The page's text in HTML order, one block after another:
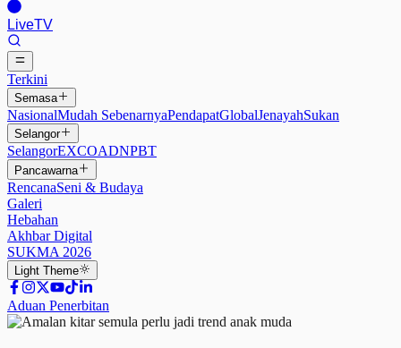
LiveTV
Terkini
Semasa
NasionalMudah SebenarnyaPendapatGlobalJenayahSukan
Selangor
SelangorEXCOADNPBT
Pancawarna
RencanaSeni & Budaya
Galeri
Hebahan
Akhbar Digital
SUKMA 2026
Light Theme
Aduan Penerbitan